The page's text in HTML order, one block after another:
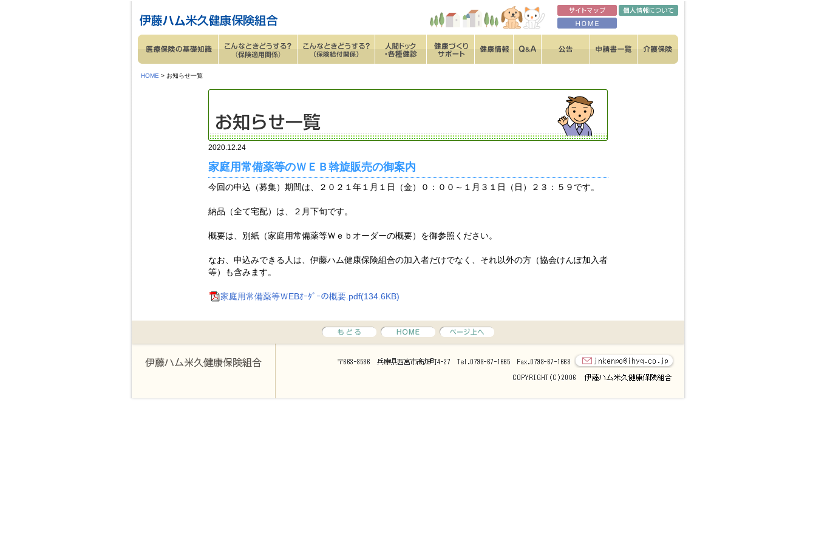
HOME > お知らせ一覧
2020.12.24
家庭用常備薬等のＷＥＢ斡旋販売の御案内
今回の申込（募集）期間は、２０２１年１月１日（金）０：００～１月３１日（日）２３：５９です。
納品（全て宅配）は、２月下旬です。
概要は、別紙（家庭用常備薬等Ｗｅｂオーダーの概要）を御参照ください。
なお、申込みできる人は、伊藤ハム健康保険組合の加入者だけでなく、それ以外の方（協会けんぽ加入者
等）も含みます。
家庭用常備薬等ＷEBｵｰﾀﾞｰの概要.pdf(134.6KB)